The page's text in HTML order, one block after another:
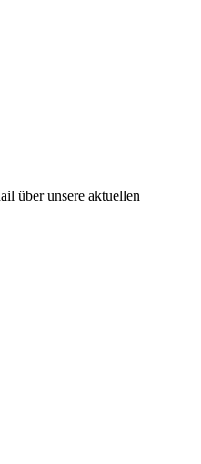
über unsere aktuellen